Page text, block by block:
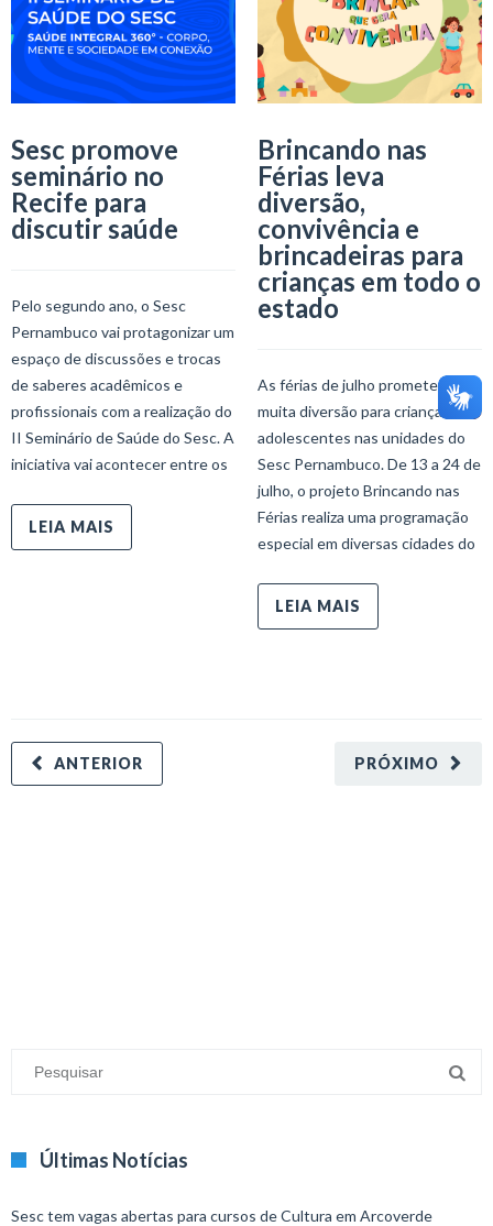
Sesc promove
seminário no
Recife para
discutir saúde
Pelo segundo ano, o Sesc
Pernambuco vai protagonizar um
espaço de discussões e trocas
de saberes acadêmicos e
profissionais com a realização do
II Seminário de Saúde do Sesc. A
iniciativa vai acontecer entre os
LEIA MAIS
Brincando nas
Férias leva
diversão,
convivência e
brincadeiras para
crianças em todo o
estado
As férias de julho prometem
muita diversão para crianças e
adolescentes nas unidades do
Sesc Pernambuco. De 13 a 24 de
julho, o projeto Brincando nas
Férias realiza uma programação
especial em diversas cidades do
LEIA MAIS
PRÓXIMO
ANTERIOR
Últimas Notícias
Sesc tem vagas abertas para cursos de Cultura em Arcoverde